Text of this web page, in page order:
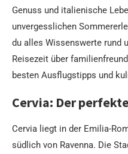
Genuss und italienische
unvergesslichen
du alles Wissenswerte rund
Reisezeit über
besten Ausflugstipps und
Cervia: Der
Cervia liegt in der Emilia-
südlich von Ravenna. Die